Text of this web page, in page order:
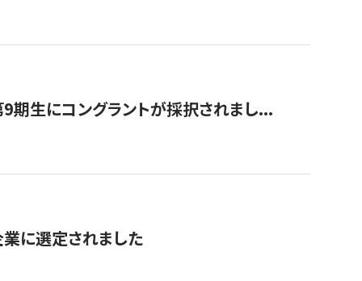
9期生にコングラントが採択されまし...
に選定されました